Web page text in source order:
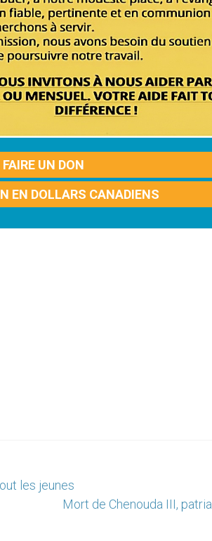
FAIRE UN DON
EN DOLLARS CANADIENS
les jeunes
Mort de Chenouda III,